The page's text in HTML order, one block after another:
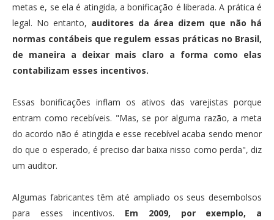
metas e, se ela é atingida, a bonificação é liberada. A prática é
legal. No entanto, auditores da área dizem que não há
normas contábeis que regulem essas práticas no Brasil,
de maneira a deixar mais claro a forma como elas
contabilizam esses incentivos.
Essas bonificações inflam os ativos das varejistas porque
entram como recebíveis. "Mas, se por alguma razão, a meta
do acordo não é atingida e esse recebível acaba sendo menor
do que o esperado, é preciso dar baixa nisso como perda", diz
um auditor.
Algumas fabricantes têm até ampliado os seus desembolsos
para esses incentivos. Em 2009, por exemplo, a